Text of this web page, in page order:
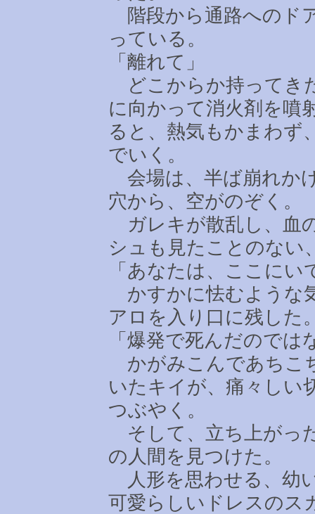
階段から通路へのド
っている。
「離れて」
どこからか持ってき
に向かって消火剤を噴
ると、熱気もかまわず
でいく。
会場は、半ば崩れか
穴から、空がのぞく。
ガレキが散乱し、血
シュも見たことのない
「あなたは、ここにい
かすかに怯むような
アロを入り口に残した
「爆発で死んだのでは
かがみこんであちこ
いたキイが、痛々しい
つぶやく。
そして、立ち上がっ
の人間を見つけた。
人形を思わせる、幼
可愛らしいドレスのス